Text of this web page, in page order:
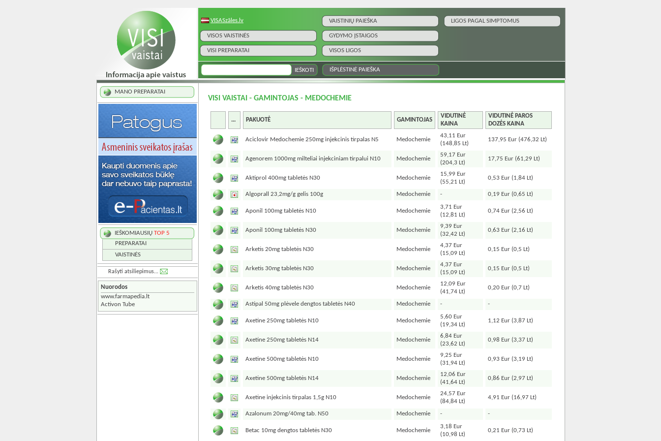
VISASzāles.lv VAISTINIŲ PAIEŠKA LIGOS PAGAL SIMPTOMUS
VISOS VAISTINĖS GYDYMO ĮSTAIGOS
VISI PREPARATAI VISOS LIGOS
IŠPLĖSTINĖ PAIEŠKA
MANO PREPARATAI
IEŠKOMIAUSIŲ TOP 5
PREPARATAI
VAISTINĖS
Rašyti atsiliepimus...
Nuorodos
www.farmapedia.lt
Activon Tube
VISI VAISTAI - GAMINTOJAS - MEDOCHEMIE
... PAKUOTĖ GAMINTOJAS
VIDUTINĖ
KAINA
VIDUTINĖ PAROS
DOZĖS KAINA
Aciclovir Medochemie 250mg injekcinis tirpalas N5 Medochemie
43,11 Eur
(148,85 Lt)
137,95 Eur (476,32 Lt)
Agenorem 1000mg milteliai injekciniam tirpalui N10 Medochemie
59,17 Eur
(204,3 Lt)
17,75 Eur (61,29 Lt)
Aktiprol 400mg tabletės N30 Medochemie
15,99 Eur
(55,21 Lt)
0,53 Eur (1,84 Lt)
Algoprall 23,2mg/g gelis 100g Medochemie - 0,19 Eur (0,65 Lt)
Aponil 100mg tabletės N10 Medochemie
3,71 Eur
(12,81 Lt)
0,74 Eur (2,56 Lt)
Aponil 100mg tabletės N30 Medochemie
9,39 Eur
(32,42 Lt)
0,63 Eur (2,16 Lt)
Arketis 20mg tabletės N30 Medochemie
4,37 Eur
(15,09 Lt)
0,15 Eur (0,5 Lt)
Arketis 30mg tabletės N30 Medochemie
4,37 Eur
(15,09 Lt)
0,15 Eur (0,5 Lt)
Arketis 40mg tabletės N30 Medochemie
12,09 Eur
(41,74 Lt)
0,20 Eur (0,7 Lt)
Astipal 50mg plėvele dengtos tabletės N40 Medochemie - -
Axetine 250mg tabletės N10 Medochemie
5,60 Eur
(19,34 Lt)
1,12 Eur (3,87 Lt)
Axetine 250mg tabletės N14 Medochemie
6,84 Eur
(23,62 Lt)
0,98 Eur (3,37 Lt)
Axetine 500mg tabletės N10 Medochemie
9,25 Eur
(31,94 Lt)
0,93 Eur (3,19 Lt)
Axetine 500mg tabletės N14 Medochemie
12,06 Eur
(41,64 Lt)
0,86 Eur (2,97 Lt)
Axetine injekcinis tirpalas 1,5g N10 Medochemie
24,57 Eur
(84,84 Lt)
4,91 Eur (16,97 Lt)
Azalonum 20mg/40mg tab. N50 Medochemie - -
Betac 10mg dengtos tabletės N30 Medochemie
3,18 Eur
(10,98 Lt)
0,21 Eur (0,73 Lt)